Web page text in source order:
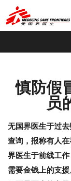
default
慎防假
员
无国界医生于过
查询，报称有人
界医生于前线工
需要金钱上的支